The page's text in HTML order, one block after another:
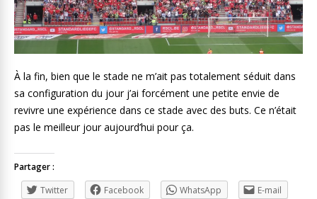
À la fin, bien que le stade ne m’ait pas totalement séduit dans
sa configuration du jour j’ai forcément une petite envie de
revivre une expérience dans ce stade avec des buts. Ce n’était
pas le meilleur jour aujourd’hui pour ça.
Partager :
Twitter
Facebook WhatsApp E-mail